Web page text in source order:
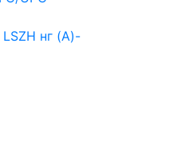
LSZH нг (A)-